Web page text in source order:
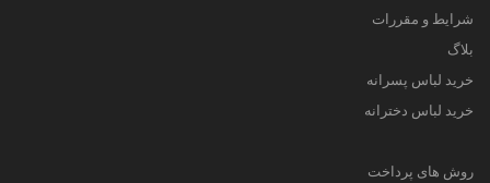
شرایط و مقررات
بلاگ
خرید لباس پسرانه
خرید لباس دخترانه
روش های پرداخت